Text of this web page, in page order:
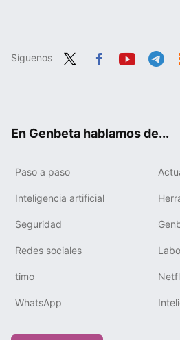
Síguenos
En Genbeta hablamos de...
Paso a paso
Inteligencia artificial
Seguridad
Redes sociales
timo
WhatsApp